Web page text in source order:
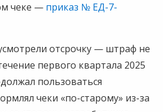
чеке — приказ № ЕД-7-
отсрочку — штраф не
первого квартала 2025
пользоваться
чеки «по-старому» из-за